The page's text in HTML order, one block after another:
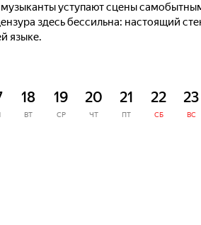
уступают сцены
здесь бессильна: настоящий
языке.
18
ВТ
19
СР
20
ЧТ
21
ПТ
22
СБ
23
ВС